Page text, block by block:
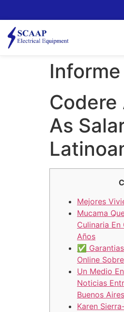
Codere
As
Mejores
Mucama
Culinaria
Años
✅
Online
Un Medio
Noticias
Buenos Aires
Karen